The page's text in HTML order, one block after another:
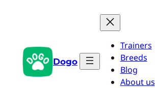
Dogo
Trainers
Breeds
Blog
About us